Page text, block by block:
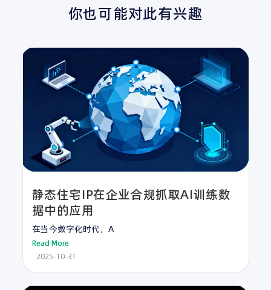
你也可能对此有兴趣
静态住宅IP在企业合规抓取AI训练数
据中的应用
在当今数字化时代，A
Read More
2025-10-31